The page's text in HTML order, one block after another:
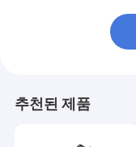
추천된 제품